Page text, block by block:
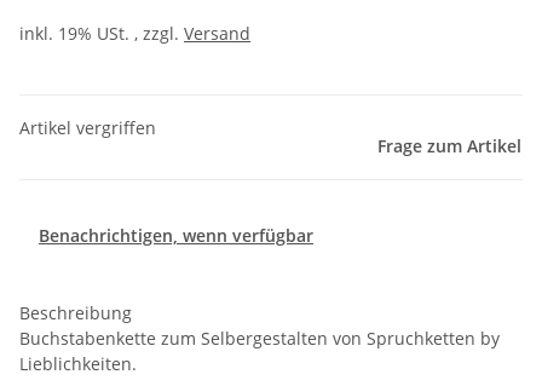
inkl. 19% USt. , zzgl. Versand
Artikel vergriffen
Frage zum Artikel
Benachrichtigen, wenn verfügbar
Beschreibung
Buchstabenkette zum Selbergestalten von Spruchketten by
Lieblichkeiten.